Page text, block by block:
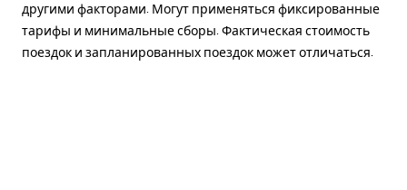
другими факторами. Могут применяться фиксированные
тарифы и минимальные сборы. Фактическая стоимость
поездок и запланированных поездок может отличаться.